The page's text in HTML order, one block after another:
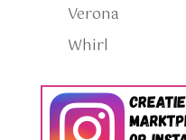
Verona
Whirl